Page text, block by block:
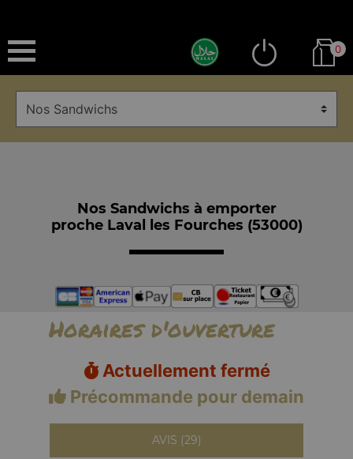
0
Nos Sandwichs à emporter
proche Laval les Fourches (53000)
Horaires d'ouverture
Actuellement fermé
Précommande pour demain
AVIS (29)